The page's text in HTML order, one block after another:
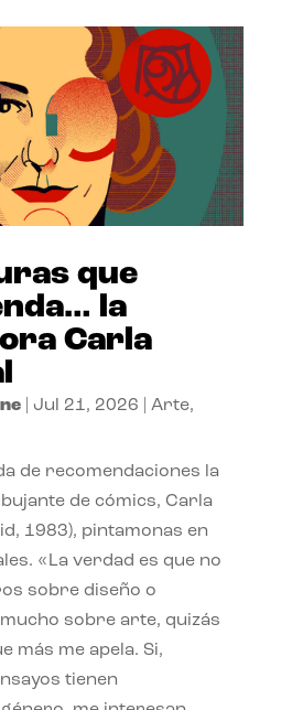
que
la
Carla
| Jul 21, 2026 Arte,
de recomendaciones la
de cómics, Carla
1983), pintamonas en
«La verdad es que no
sobre diseño o
sobre arte, quizás
más me apela. Si,
tienen